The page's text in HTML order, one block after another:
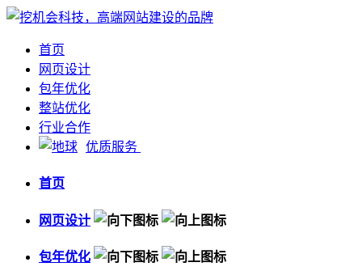
首页
网页设计
包年优化
整站优化
行业合作
优质服务
首页
网页设计
包年优化